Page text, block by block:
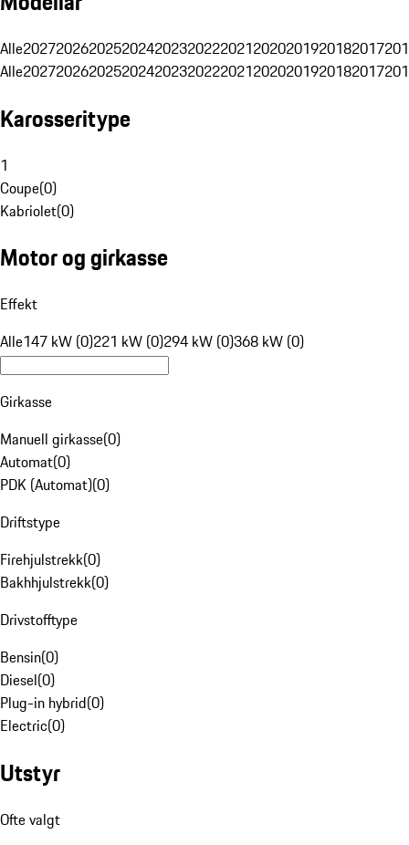
Alle20272026202520242023202220212020201920182017
Alle20272026202520242023202220212020201920182017
Karosseritype
1
Coupe(0)
Kabriolet(0)
Motor og girkasse
Effekt
Alle147 kW (0)221 kW (0)294 kW (0)368 kW (0)
Girkasse
Manuell girkasse(0)
Automat(0)
PDK (Automat)(0)
Driftstype
Firehjulstrekk(0)
Bakhhjulstrekk(0)
Drivstofftype
Bensin(0)
Diesel(0)
Plug-in hybrid(0)
Electric(0)
Utstyr
Ofte valgt